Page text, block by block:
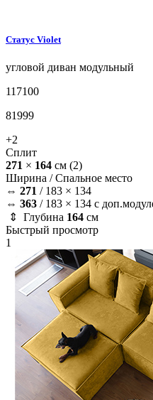
Статус Violet
угловой диван модульный
117100
81999
+2
Сплит
271 × 164 см (2)
Ширина /Спальное место
⇔ 271 / 183 × 134
⇔ 363 / 183 × 134 с
⇕ Глубина 164 см
Быстрый просмотр
1